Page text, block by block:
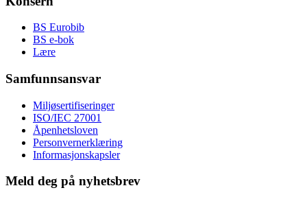
BS Eurobib
BS e-bok
Lære
Samfunnsansvar
Miljøsertifiseringer
ISO/IEC 27001
Åpenhetsloven
Personvernerklæring
Informasjonskapsler
Meld deg på nyhetsbrev